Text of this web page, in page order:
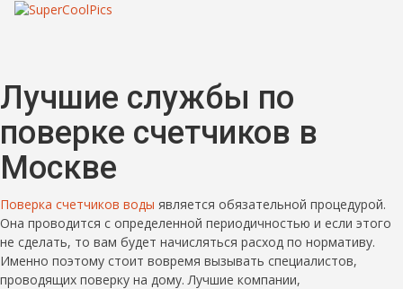
Лучшие службы по
поверке счетчиков в
Москве
Поверка счетчиков воды является обязательной процедурой.
Она проводится с определенной периодичностью и если этого
не сделать, то вам будет начисляться расход по нормативу.
Именно поэтому стоит вовремя вызывать специалистов,
проводящих поверку на дому. Лучшие компании,